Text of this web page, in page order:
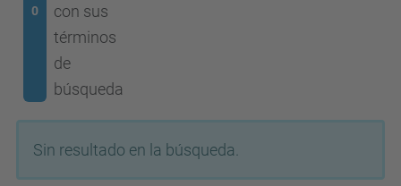
0
con sus
términos
de
búsqueda
Sin resultado en la búsqueda.